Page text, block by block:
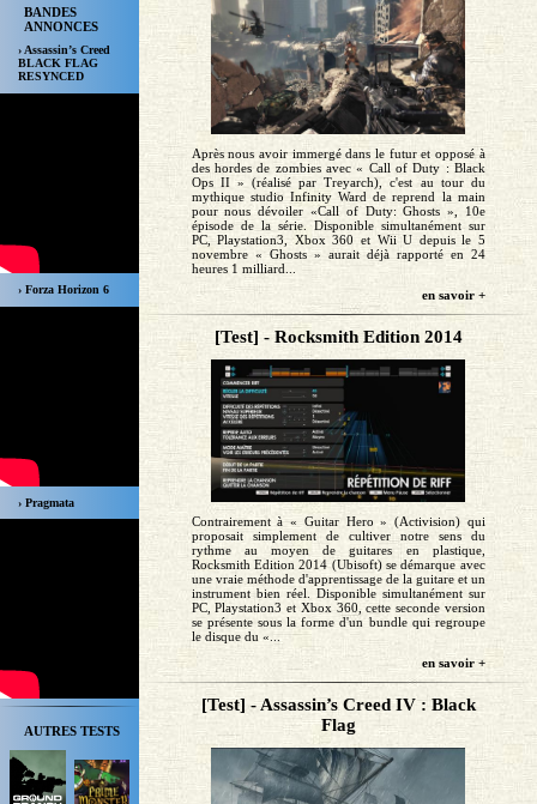
BANDES
ANNONCES
› Assassin’s Creed
BLACK FLAG
RESYNCED
› Forza Horizon 6
› Pragmata
AUTRES TESTS
Après nous avoir immergé dans le futur et opposé à
des hordes de zombies avec « Call of Duty : Black
Ops II » (réalisé par Treyarch), c'est au tour du
mythique studio Infinity Ward de reprend la main
pour nous dévoiler «Call of Duty: Ghosts », 10e
épisode de la série. Disponible simultanément sur
PC, Playstation3, Xbox 360 et Wii U depuis le 5
novembre « Ghosts » aurait déjà rapporté en 24
heures 1 milliard...
en savoir +
[Test] - Rocksmith Edition 2014
Contrairement à « Guitar Hero » (Activision) qui
proposait simplement de cultiver notre sens du
rythme au moyen de guitares en plastique,
Rocksmith Edition 2014 (Ubisoft) se démarque avec
une vraie méthode d'apprentissage de la guitare et un
instrument bien réel. Disponible simultanément sur
PC, Playstation3 et Xbox 360, cette seconde version
se présente sous la forme d'un bundle qui regroupe
le disque du «...
en savoir +
[Test] - Assassin’s Creed IV : Black
Flag